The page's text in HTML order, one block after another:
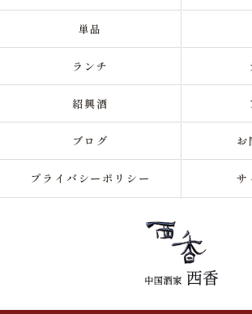
単品
ランチ
紹興酒
ブログ お
プライバシーポリシー サ